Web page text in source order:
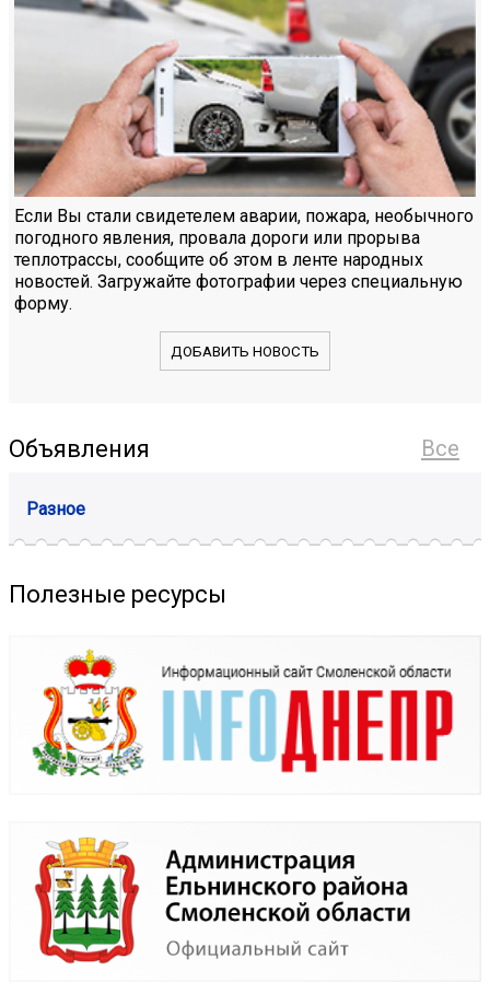
Если Вы стали свидетелем аварии, пожара, необычного
погодного явления, провала дороги или прорыва
теплотрассы, сообщите об этом в ленте народных
новостей. Загружайте фотографии через специальную
форму.
ДОБАВИТЬ НОВОСТЬ
Все
Объявления
Разное
Полезные ресурсы